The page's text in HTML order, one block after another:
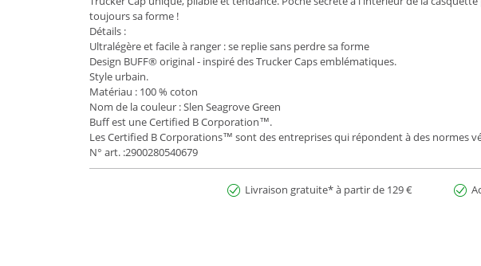
toujours sa forme !
Détails :
Ultralégère et facile à ranger : se replie sans perdre sa forme
Design BUFF® original - inspiré des Trucker Caps emblématiques.
Style urbain.
Matériau : 100 % coton
Nom de la couleur : Slen Seagrove Green
Buff est une Certified B Corporation™.
Les Certified B Corporations™ sont des entreprises qui répondent à des normes
N° art. :2900280540679
Livraison gratuite* à partir de 129 €